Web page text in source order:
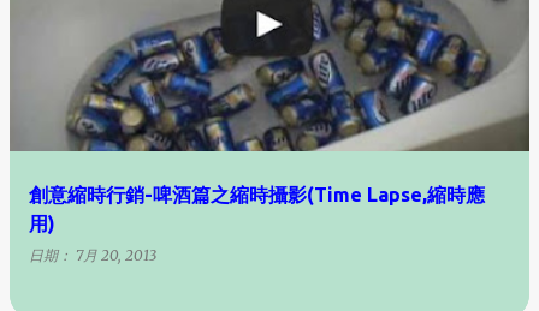
創意縮時行銷-啤酒篇之縮時攝影(Time Lapse,縮時應
用)
日期： 7月 20, 2013